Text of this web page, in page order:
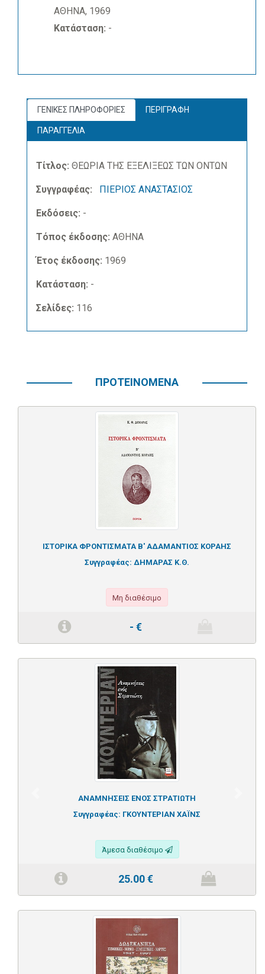
ΑΘΗΝΑ, 1969
Κατάσταση: -
ΓΕΝΙΚΕΣ ΠΛΗΡΟΦΟΡΙΕΣ ΠΕΡΙΓΡΑΦΗ
ΠΑΡΑΓΓΕΛΙΑ
Τίτλος: ΘΕΩΡΙΑ ΤΗΣ ΕΞΕΛΙΞΕΩΣ ΤΩΝ ΟΝΤΩΝ
Συγγραφέας: ΠΙΕΡΙΟΣ ΑΝΑΣΤΑΣΙΟΣ
Εκδόσεις: -
Τόπος έκδοσης: ΑΘΗΝΑ
Έτος έκδοσης: 1969
Κατάσταση: -
Σελίδες: 116
ΠΡΟΤΕΙΝΟΜΕΝΑ
ΙΣΤΟΡΙΚΑ ΦΡΟΝΤΙΣΜΑΤΑ Β' ΑΔΑΜΑΝΤΙΟΣ ΚΟΡΑΗΣ
Συγγραφέας: ΔΗΜΑΡΑΣ Κ.Θ.
Μη διαθέσιμο
- €
ΑΝΑΜΝΗΣΕΙΣ ΕΝΟΣ ΣΤΡΑΤΙΩΤΗ
Συγγραφέας: ΓΚΟΥΝΤΕΡΙΑΝ ΧΑΪΝΣ
Άμεσα διαθέσιμο
25.00€